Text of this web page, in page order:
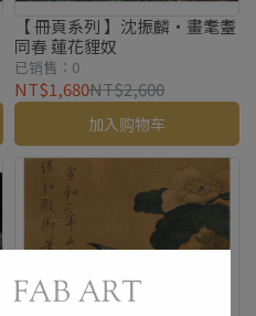
【 冊頁系列 】沈振麟・畫耄耋
同春 蓮花貍奴
已销售：0
NT$1,680NT$2,600
加入购物车